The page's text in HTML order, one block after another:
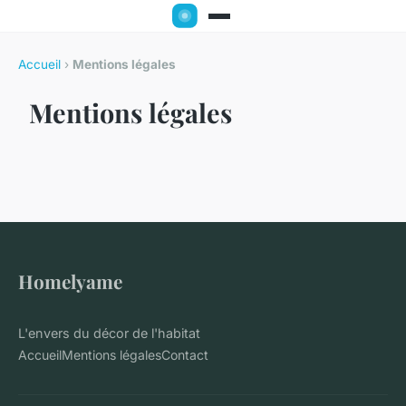
Accueil › Mentions légales
Mentions légales
Homelyame
L'envers du décor de l'habitat
AccueilMentions légalesContact